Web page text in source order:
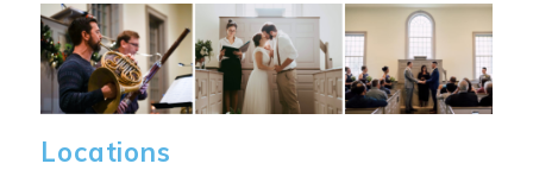
Image
Locations